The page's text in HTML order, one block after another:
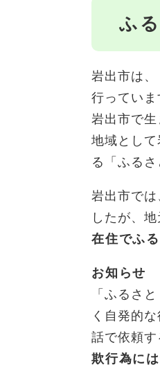
ふ
岩出市は
行っていま
岩出市で
地域とし
る「ふる
岩出市で
したが、
在住でふ
お知らせ
「ふるさ
く自発的
話で依頼
欺行為に